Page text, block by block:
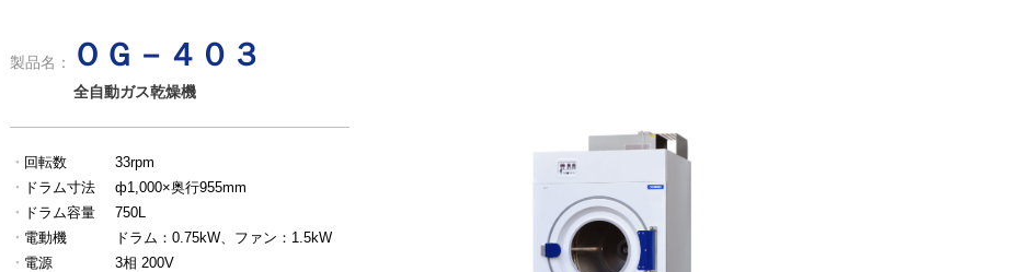
製品名： ＯＧ－４０３
全自動ガス乾燥機
回転数
33rpm
ドラム寸法
ф1,000×奥行955mm
ドラム容量
750L
電動機
ドラム：0.75kW、ファン：1.5kW
電源
3相 200V